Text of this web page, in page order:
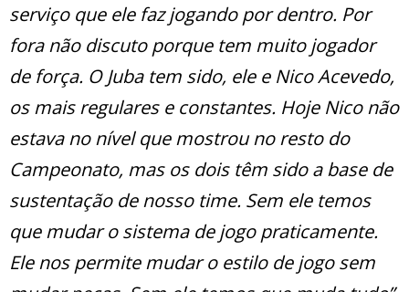
serviço que ele faz jogando por dentro. Por
fora não discuto porque tem muito jogador
de força. O Juba tem sido, ele e Nico Acevedo,
os mais regulares e constantes. Hoje Nico não
estava no nível que mostrou no resto do
Campeonato, mas os dois têm sido a base de
sustentação de nosso time. Sem ele temos
que mudar o sistema de jogo praticamente.
Ele nos permite mudar o estilo de jogo sem